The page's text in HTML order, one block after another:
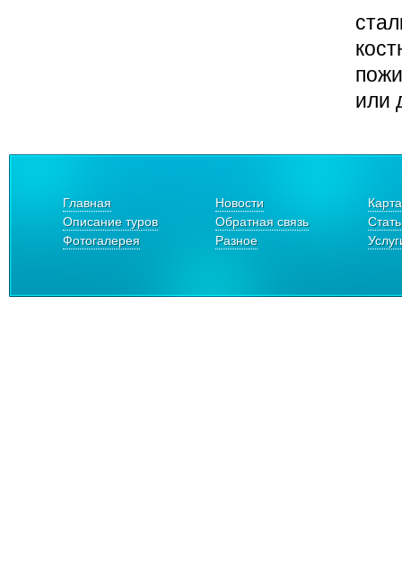
или
Главная Новости
Описание туров
Обратная связь
Фотогалерея
Разное